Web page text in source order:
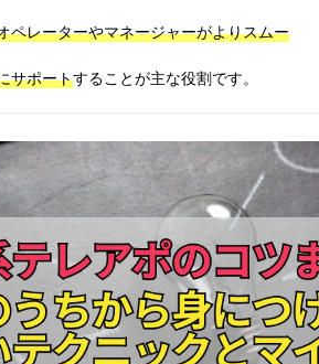
ペレーターやマネージャーがよりスムー
サポートすることが主な役割です。